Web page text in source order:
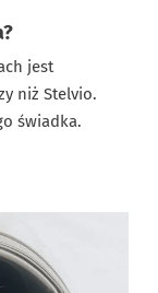
jest
niż Stelvio.
świadka.